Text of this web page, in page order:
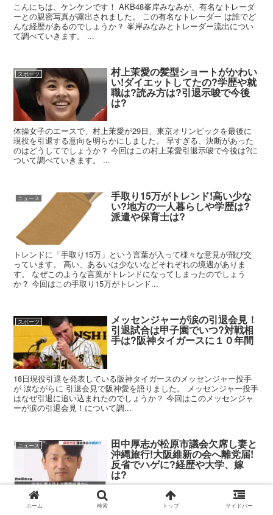
こんにちは、ケンケンです！ AKB48峯岸みなみが、有名なトレーダ
ーとの親密写真が露出されました。 この有名なトレーダー は誰でど
んな経歴があるのでしょうか？ 峯岸みなみとトレーダー流出につい
て調べていきます。 ...
スポーツ 村上茉愛の髪型ショートがかわい
い!ダイエットしてたの?学歴や就
職は?読み方は?引退示唆で今後
は?
体操女子のエースで、村上茉愛が29日、東京オリンピックを最後に
現役を引退する意向を明らかにしました。 早すぎる、決断があった
のはどうしてでしょうか？ 今回はこの村上茉愛引退示唆で今後は?に
ついて調べていきます。 ...
ニュース 手取り15万がトレンド!高い少な
い?地方の一人暮らしや学歴は?
派遣や保育士は?
トレンドに「手取り15万」という言葉が入って様々な意見が飛び交
っています。 高い、あるいは少ないなどそれぞれの境遇がありま
す。 なぜこのような言葉がトレンドになってしまったのでしょう
か？ 今回はこの手取り15万がトレンド...
スポーツ メッセンジャーが涙の引退会見！
引退試合は甲子園でいつ?対戦相
手は?阪神タイガースに１０年間
18日現役引退を発表している阪神タイガースのメッセンジャー投手
が 涙ながらに 引退会見で阪神愛を語りました。 メッセンジャー投手
はなぜ引退に追い込まれたのでしょうか？ 今回はこのメッセンジャ
ーが涙の引退会見！について調...
ニュース 田中厚志が松原市議会欠席し妻と
沖縄旅行!大阪維新の会へ離党届!
反省でハゲに?経歴や大学、嫁
は?
大阪維新の会の松原市の市議会議員田中厚志が、今年３月に本会議を
体調不良を理由に 欠席し、妻と沖縄旅行に行っていたことが判明。
ホーム 検索 トップ サイドバー